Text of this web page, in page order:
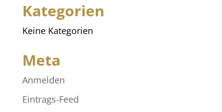
Kategorien
Keine Kategorien
Meta
Anmelden
Eintrags-Feed